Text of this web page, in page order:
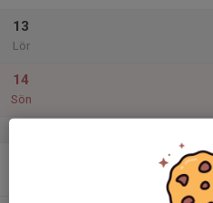
13
Lör
14
Sön